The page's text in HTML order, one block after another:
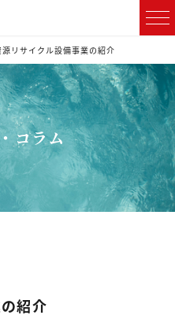
源リサイクル設備事業の紹介
コラム
紹介